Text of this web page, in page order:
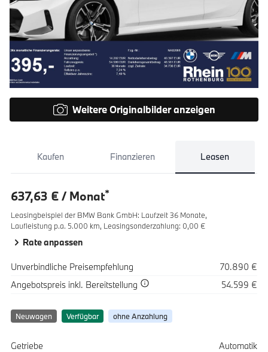
Weitere Originalbilder anzeigen
Kaufen Finanzieren Leasen
637,63 € / Monat*
Leasingbeispiel der BMW Bank GmbH: Laufzeit 36 Monate,
Laufleistung p.a. 5.000 km, Leasingsonderzahlung: 0,00 €
Rate anpassen
SpezifikationWert
Unverbindliche Preisempfehlung
70.890 €
Spezifikation Wert
Angebotspreis inkl. Bereitstellung 54.599 €
Neuwagen Verfügbar ohne Anzahlung
Spezifikation
Getriebe
Automatik